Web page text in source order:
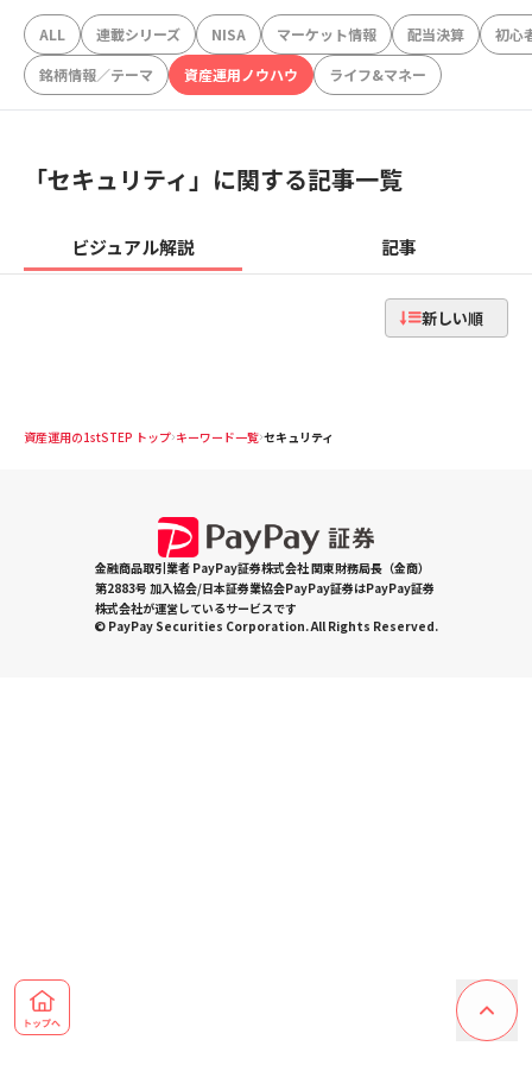
ALL 連載シリーズ NISA マーケット情報 配当決算
初心
銘柄情報／テーマ
資産運用ノウハウ ライフ&マネー
「セキュリティ」に関する記事一覧
ビジュアル解説 記事
新しい順
資産運用の1stSTEP トップ キーワード一覧 セキュリティ
金融商品取引業者 PayPay証券株式会社 関東財務局長（金商）
第2883号 加入協会/日本証券業協会PayPay証券はPayPay証券
株式会社が運営しているサービスです
© PayPay Securities Corporation. All Rights Reserved.